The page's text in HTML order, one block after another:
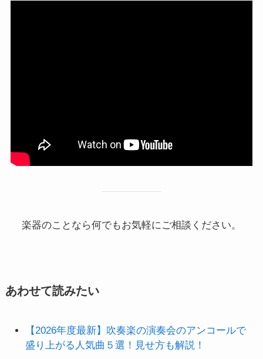
楽器のことなら何でもお気軽にご相談ください。
あわせて読みたい
【2026年度最新】吹奏楽の演奏会のアンコールで
盛り上がる人気曲５選！見せ方も解説！